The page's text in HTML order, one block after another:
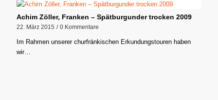
Achim Zöller, Franken – Spätburgunder trocken 2009
22. März 2015 / 0 Kommentare
Im Rahmen unserer churfränkischen Erkundungstouren haben
wir…